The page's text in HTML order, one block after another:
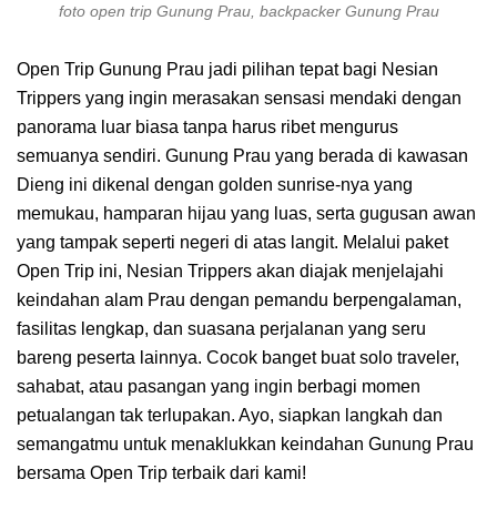
foto open trip Gunung Prau, backpacker Gunung Prau
Open Trip Gunung Prau jadi pilihan tepat bagi Nesian
Trippers yang ingin merasakan sensasi mendaki dengan
panorama luar biasa tanpa harus ribet mengurus
semuanya sendiri. Gunung Prau yang berada di kawasan
Dieng ini dikenal dengan golden sunrise-nya yang
memukau, hamparan hijau yang luas, serta gugusan awan
yang tampak seperti negeri di atas langit. Melalui paket
Open Trip ini, Nesian Trippers akan diajak menjelajahi
keindahan alam Prau dengan pemandu berpengalaman,
fasilitas lengkap, dan suasana perjalanan yang seru
bareng peserta lainnya. Cocok banget buat solo traveler,
sahabat, atau pasangan yang ingin berbagi momen
petualangan tak terlupakan. Ayo, siapkan langkah dan
semangatmu untuk menaklukkan keindahan Gunung Prau
bersama Open Trip terbaik dari kami!